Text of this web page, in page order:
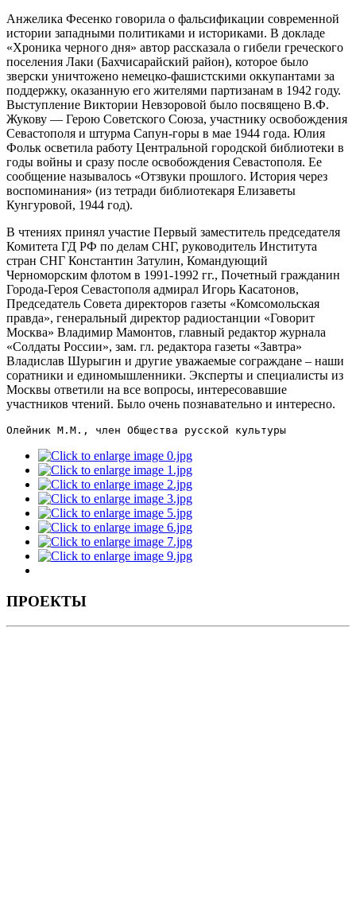
Анжелика Фесенко говорила о фальсификации современной
истории западными политиками и историками. В докладе
«Хроника черного дня» автор рассказала о гибели греческого
поселения Лаки (Бахчисарайский район), которое было
зверски уничтожено немецко-фашистскими оккупантами за
поддержку, оказанную его жителями партизанам в 1942 году.
Выступление Виктории Невзоровой было посвящено В.Ф.
Жукову — Герою Советского Союза, участнику освобождения
Севастополя и штурма Сапун-горы в мае 1944 года. Юлия
Фольк осветила работу Центральной городской библиотеки в
годы войны и сразу после освобождения Севастополя. Ее
сообщение называлось «Отзвуки прошлого. История через
воспоминания» (из тетради библиотекаря Елизаветы
Кунгуровой, 1944 год).
В чтениях принял участие Первый заместитель председателя
Комитета ГД РФ по делам СНГ, руководитель Института
стран СНГ Константин Затулин, Командующий
Черноморским флотом в 1991-1992 гг., Почетный гражданин
Города-Героя Севастополя адмирал Игорь Касатонов,
Председатель Совета директоров газеты «Комсомольская
правда», генеральный директор радиостанции «Говорит
Москва» Владимир Мамонтов, главный редактор журнала
«Солдаты России», зам. гл. редактора газеты «Завтра»
Владислав Шурыгин и другие уважаемые сограждане – наши
соратники и единомышленники. Эксперты и специалисты из
Москвы ответили на все вопросы, интересовавшие
участников чтений. Было очень познавательно и интересно.
Олейник М.М., член Общества русской культуры
ПРОЕКТЫ